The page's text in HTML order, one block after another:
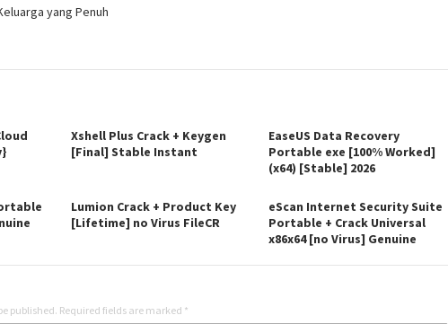
yang Penuh
Xshell Plus Crack + Keygen
[Final] Stable Instant
EaseUS Data Recovery
Portable exe [100% Worked]
(x64) [Stable] 2026
Lumion Crack + Product Key
[Lifetime] no Virus FileCR
eScan Internet Security Suite
Portable + Crack Universal
x86x64 [no Virus] Genuine
published. Required fields are marked *